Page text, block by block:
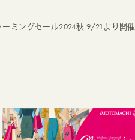
ーミングセール2024秋 9/21より開催